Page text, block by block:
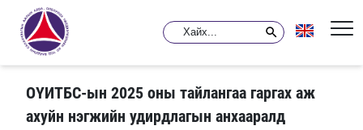
ОҮИТБС-ын 2025 оны тайлангаа гаргах аж
ахуйн нэгжийн удирдлагын анхааралд